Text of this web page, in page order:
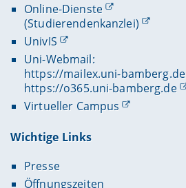
Online-Dienste
(Studierendenkanzlei)
UnivIS
Uni-Webmail:
https://mailex.uni-bamberg.de
https://o365.uni-bamberg.de
Virtueller Campus
Wichtige Links
Presse
Öffnungszeiten